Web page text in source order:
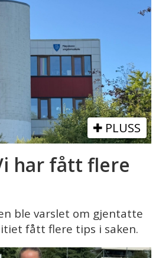
PLUSS
har fått flere
ble varslet om gjentatte
fått flere tips i saken.